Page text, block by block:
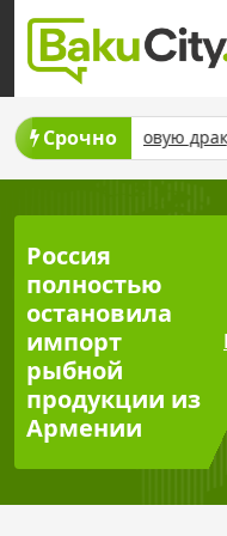
Skip
content
Срочно
массовую драку в
Россия
полностью
остановила
импорт
рыбной
продукции из
Армении